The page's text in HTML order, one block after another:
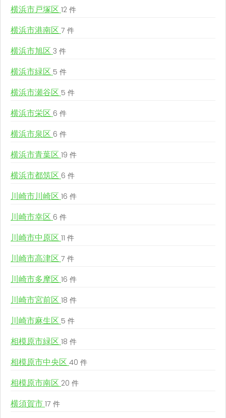
横浜市戸塚区 12 件
横浜市港南区 7 件
横浜市旭区 3 件
横浜市緑区 5 件
横浜市瀬谷区 5 件
横浜市栄区 6 件
横浜市泉区 6 件
横浜市青葉区 19 件
横浜市都筑区 6 件
川崎市川崎区 16 件
川崎市幸区 6 件
川崎市中原区 11 件
川崎市高津区 7 件
川崎市多摩区 16 件
川崎市宮前区 18 件
川崎市麻生区 5 件
相模原市緑区 18 件
相模原市中央区 40 件
相模原市南区 20 件
横須賀市 17 件